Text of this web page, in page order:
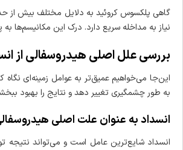
گاهی پلکسوس کروئید به دلایل مختلف بیش از حد
نیاز به مداخله سریع دارد. درک این مکانیسم‌ها
بررسی علل اصلی هیدروسفالی از
این‌جا می‌خواهیم عمیق‌تر به عوامل زمینه‌ای
به طور چشمگیری تغییر دهد و نتایج را بهبود
انسداد به عنوان علت اصلی
انسداد شایع‌ترین عامل است و می‌تواند نتیجه